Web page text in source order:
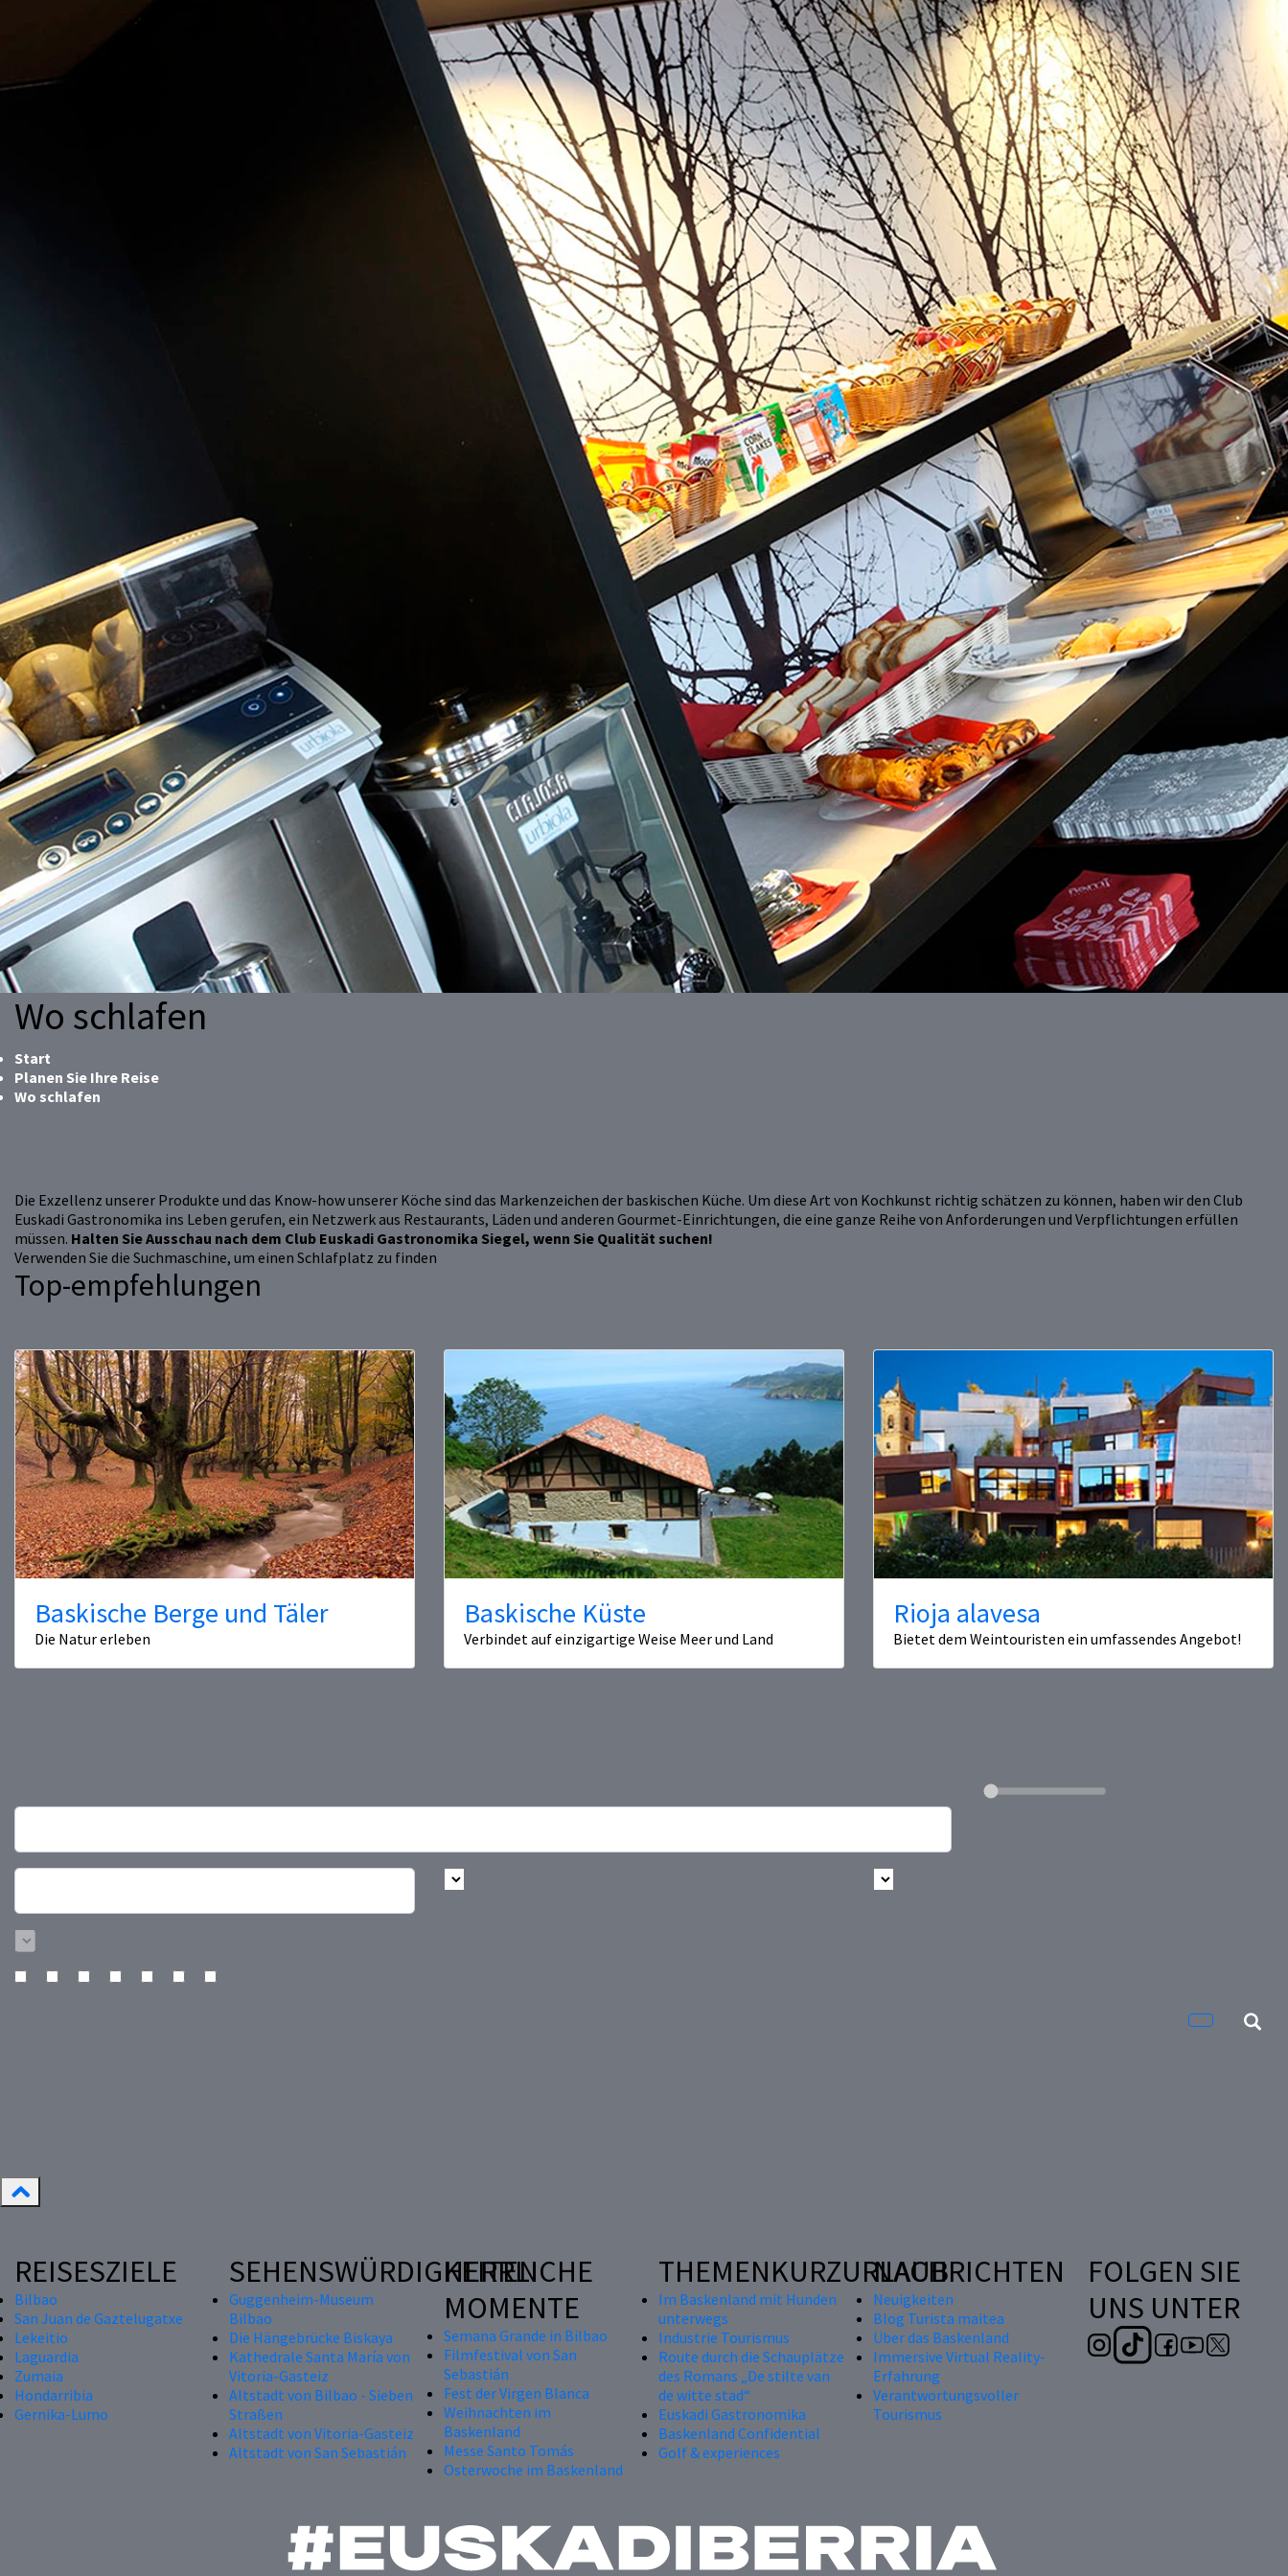
Wo schlafen
Start
Planen Sie Ihre Reise
Wo schlafen
Die Exzellenz unserer Produkte und das Know-how unserer Köche sind das Markenzeichen der baskischen Küche. Um diese Art von Kochkunst richtig schätzen zu können, haben wir den Club
Euskadi Gastronomika ins Leben gerufen, ein Netzwerk aus Restaurants, Läden und anderen Gourmet-Einrichtungen, die eine ganze Reihe von Anforderungen und Verpflichtungen erfüllen
müssen. Halten Sie Ausschau nach dem Club Euskadi Gastronomika Siegel, wenn Sie Qualität suchen!
Verwenden Sie die Suchmaschine, um einen Schlafplatz zu finden
Top-empfehlungen
Baskische Berge und Täler
Die Natur erleben
Baskische Küste
Verbindet auf einzigartige Weise Meer und Land
Rioja alavesa
Bietet dem Weintouristen ein umfassendes Angebot!
REISESZIELE
Bilbao
San Juan de Gaztelugatxe
Lekeitio
Laguardia
Zumaia
Hondarribia
Gernika-Lumo
SEHENSWÜRDIGKEITEN
Guggenheim-Museum
Bilbao
Die Hängebrücke Biskaya
Kathedrale Santa María von
Vitoria-Gasteiz
Altstadt von Bilbao - Sieben
Straßen
Altstadt von Vitoria-Gasteiz
Altstadt von San Sebastián
HERRLICHE
MOMENTE
Semana Grande in Bilbao
Filmfestival von San
Sebastián
Fest der Virgen Blanca
Weihnachten im
Baskenland
Messe Santo Tomás
Osterwoche im Baskenland
THEMENKURZURLAUB
Im Baskenland mit Hunden
unterwegs
Industrie Tourismus
Route durch die Schauplätze
des Romans „De stilte van
de witte stad“
Euskadi Gastronomika
Baskenland Confidential
Golf & experiences
NACHRICHTEN
Neuigkeiten
Blog Turista maitea
Über das Baskenland
Immersive Virtual Reality-
Erfahrung
Verantwortungsvoller
Tourismus
FOLGEN SIE
UNS UNTER